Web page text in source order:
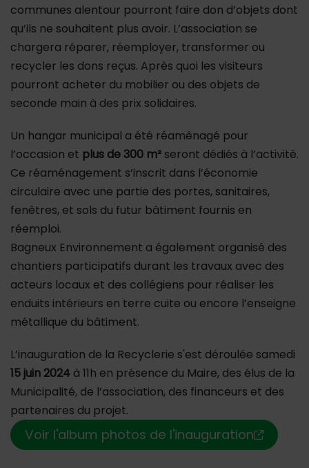
communes alentour pourront faire don d’objets dont
qu’ils ne souhaitent plus avoir. L’association se
chargera réparer, réemployer, transformer ou
recycler les dons reçus. Après quoi les visiteurs
pourront acheter du mobilier ou des objets de
seconde main à des prix solidaires.
Un hangar municipal a été réaménagé pour
l’occasion et plus de 300 m² seront dédiés à l’activité.
Ce réaménagement s’inscrit dans l’économie
circulaire avec une partie des portes, sanitaires,
fenêtres, et sols du futur bâtiment fournis en
réemploi.
Bagneux Environnement a également organisé des
chantiers participatifs durant les travaux avec des
acteurs locaux et des collégiens pour réaliser les
enduits intérieurs en terre cuite ou encore l’enseigne
métallique du bâtiment.
L’inauguration de la Recyclerie s'est déroulée samedi
15 juin 2024 à 11h en présence du Maire, des élus de la
Municipalité, de l’association, des financeurs et des
partenaires du projet.
Voir l'album photos de l'inauguration